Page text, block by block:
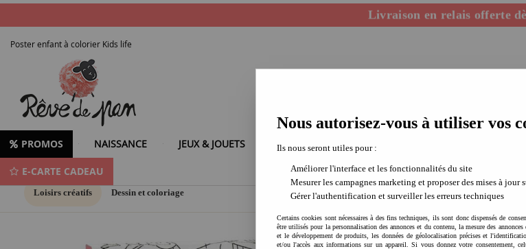
Livraison en relais offerte
Poster enfant à colorier Kids life
PROMOS NAISSANCE JEUX & JOUETS LOISIRS CREATIFS
E-CARTE CADEAU
Loisirs créatifs Dessin et coloriage
Nous autorisez-vous à utiliser vos
Ils nous seront utiles pour :
Améliorer l'interface et les fonctionnalités du site
Mesurer les campagnes marketing et proposer des mises à jour
Gérer l'authentification et surveiller les erreurs techniques
Certains cookies sont nécessaires à des fins techniques, ils sont donc dispensés de
être utilisés pour la personnalisation des annonces et du contenu, la mesure des
et le développement de produits, les données de géolocalisation précises et
et/ou l'accès aux informations sur un appareil. Si vous donnez votre consentement,